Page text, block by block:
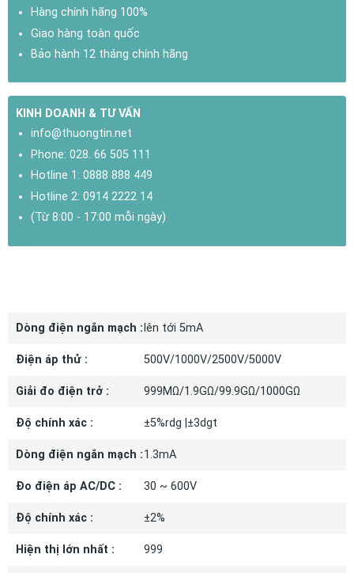
Hàng chính hãng 100%
Giao hàng toàn quốc
Bảo hành 12 tháng chính hãng
KINH DOANH & TƯ VẤN
info@thuongtin.net
Phone: 028. 66 505 111
Hotline 1: 0888 888 449
Hotline 2: 0914 2222 14
(Từ 8:00 - 17:00 mỗi ngày)
Dòng điện ngắn mạch : lên tới 5mA
Điện áp thử : 500V/1000V/2500V/5000V
Giải đo điện trở : 999MΩ/1.9GΩ/99.9GΩ/1000GΩ
Độ chính xác : ±5%rdg |±3dgt
Dòng điện ngắn mạch :1.3mA
Đo điện áp AC/DC : 30 ~ 600V
Độ chính xác : ±2%
Hiện thị lớn nhất : 999